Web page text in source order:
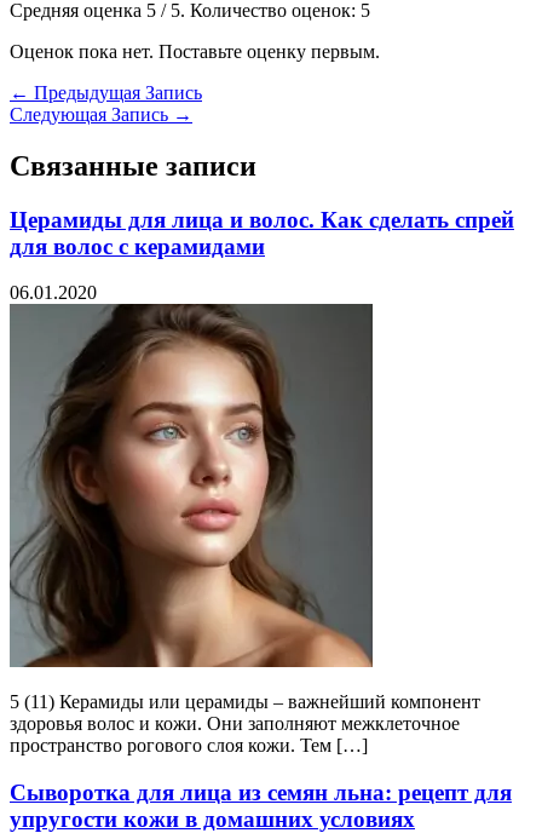
Средняя оценка 5 / 5. Количество оценок: 5
Оценок пока нет. Поставьте оценку первым.
← Предыдущая Запись
Следующая Запись →
Связанные записи
Церамиды для лица и волос. Как сделать спрей
для волос с керамидами
06.01.2020
5 (11) Керамиды или церамиды – важнейший компонент
здоровья волос и кожи. Они заполняют межклеточное
пространство рогового слоя кожи. Тем […]
Сыворотка для лица из семян льна: рецепт для
упругости кожи в домашних условиях